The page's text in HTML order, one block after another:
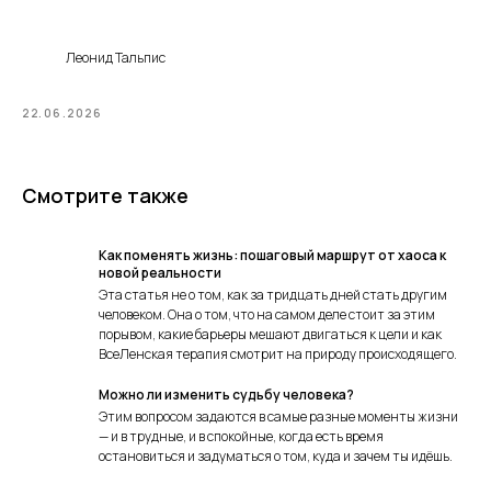
Леонид Тальпис
22.06.2026
Смотрите также
Как поменять жизнь: пошаговый маршрут от хаоса к
новой реальности
Эта статья не о том, как за тридцать дней стать другим
человеком. Она о том, что на самом деле стоит за этим
порывом, какие барьеры мешают двигаться к цели и как
ВсеЛенская терапия смотрит на природу происходящего.
Можно ли изменить судьбу человека?
Этим вопросом задаются в самые разные моменты жизни
— и в трудные, и в спокойные, когда есть время
остановиться и задуматься о том, куда и зачем ты идёшь.